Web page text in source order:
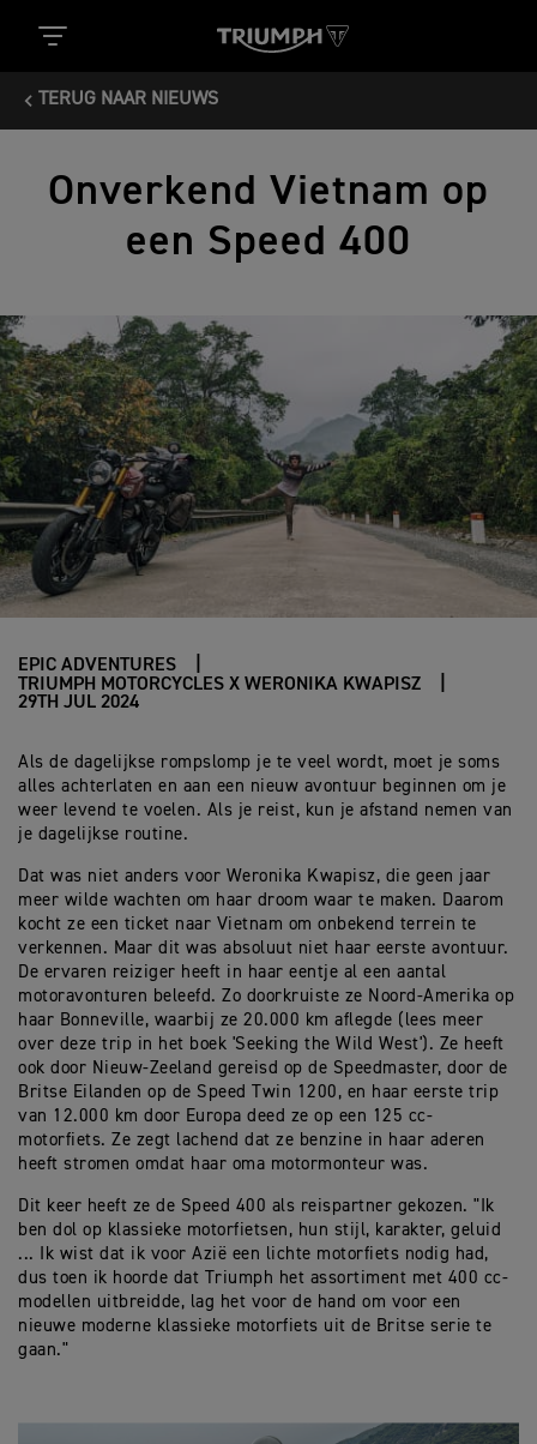
TERUG NAAR NIEUWS
Onverkend Vietnam op
een Speed 400
EPIC ADVENTURES
TRIUMPH MOTORCYCLES X WERONIKA KWAPISZ
29TH JUL 2024
Als de dagelijkse rompslomp je te veel wordt, moet je soms
alles achterlaten en aan een nieuw avontuur beginnen om je
weer levend te voelen. Als je reist, kun je afstand nemen van
je dagelijkse routine.
Dat was niet anders voor Weronika Kwapisz, die geen jaar
meer wilde wachten om haar droom waar te maken. Daarom
kocht ze een ticket naar Vietnam om onbekend terrein te
verkennen. Maar dit was absoluut niet haar eerste avontuur.
De ervaren reiziger heeft in haar eentje al een aantal
motoravonturen beleefd. Zo doorkruiste ze Noord-Amerika op
haar Bonneville, waarbij ze 20.000 km aflegde (lees meer
over deze trip in het boek 'Seeking the Wild West'). Ze heeft
ook door Nieuw-Zeeland gereisd op de Speedmaster, door de
Britse Eilanden op de Speed Twin 1200, en haar eerste trip
van 12.000 km door Europa deed ze op een 125 cc-
motorfiets. Ze zegt lachend dat ze benzine in haar aderen
heeft stromen omdat haar oma motormonteur was.
Dit keer heeft ze de Speed 400 als reispartner gekozen. "Ik
ben dol op klassieke motorfietsen, hun stijl, karakter, geluid
... Ik wist dat ik voor Azië een lichte motorfiets nodig had,
dus toen ik hoorde dat Triumph het assortiment met 400 cc-
modellen uitbreidde, lag het voor de hand om voor een
nieuwe moderne klassieke motorfiets uit de Britse serie te
gaan."